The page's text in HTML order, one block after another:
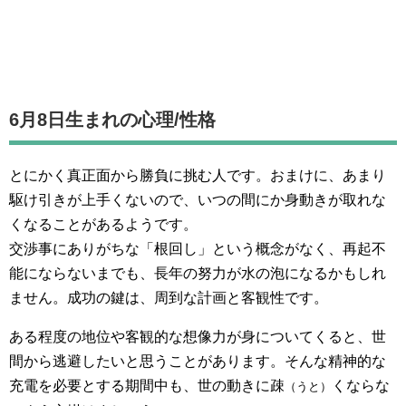
6月8日生まれの心理/性格
とにかく真正面から勝負に挑む人です。おまけに、あまり
駆け引きが上手くないので、いつの間にか身動きが取れな
くなることがあるようです。
交渉事にありがちな「根回し」という概念がなく、再起不
能にならないまでも、長年の努力が水の泡になるかもしれ
ません。成功の鍵は、周到な計画と客観性です。
ある程度の地位や客観的な想像力が身についてくると、世
間から逃避したいと思うことがあります。そんな精神的な
充電を必要とする期間中も、世の動きに疎 （うと）
くならな